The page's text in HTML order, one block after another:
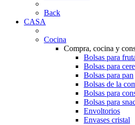
Back
CASA
Cocina
Compra, cocina y
Bolsas para
Bolsas para
Bolsas para pan
Bolsas de la
Bolsas para
Bolsas para
Envoltorios
Envases cristal